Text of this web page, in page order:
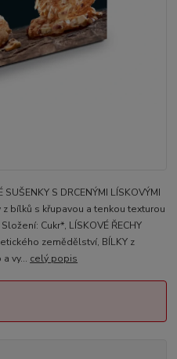
S DRCENÝMI LÍSKOVÝMI
bílků s křupavou a tenkou texturou
Cukr*, LÍSKOVÉ ŘECHY
zemědělství, BÍLKY z
vy... celý popis